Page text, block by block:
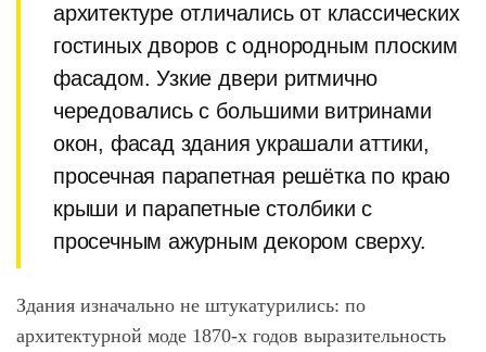
архитектуре отличались от классических
гостиных дворов с однородным плоским
фасадом. Узкие двери ритмично
чередовались с большими витринами
окон, фасад здания украшали аттики,
просечная парапетная решётка по краю
крыши и парапетные столбики с
просечным ажурным декором сверху.
Здания изначально не штукатурились: по
архитектурной моде 1870-х годов выразительность